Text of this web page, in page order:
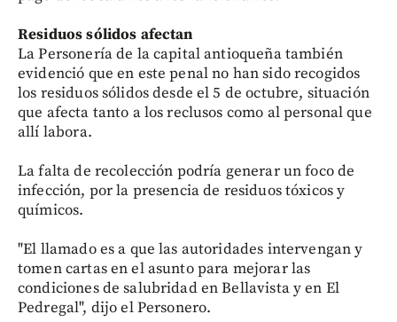
Residuos sólidos afectan
La Personería de la capital antioqueña también
evidenció que en este penal no han sido recogidos
los residuos sólidos desde el 5 de octubre, situación
que afecta tanto a los reclusos como al personal que
allí labora.
La falta de recolección podría generar un foco de
infección, por la presencia de residuos tóxicos y
químicos.
"El llamado es a que las autoridades intervengan y
tomen cartas en el asunto para mejorar las
condiciones de salubridad en Bellavista y en El
Pedregal", dijo el Personero.